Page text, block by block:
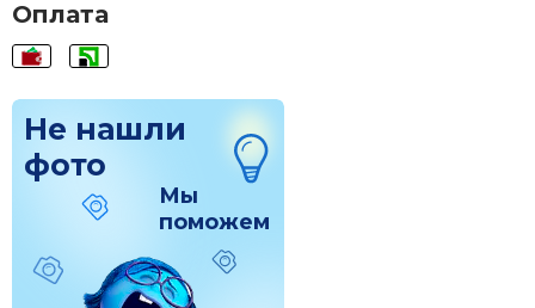
Оплата
Не нашли
фото
Мы
поможем